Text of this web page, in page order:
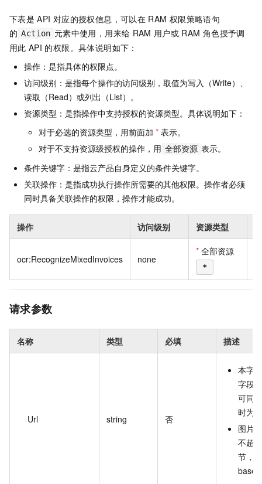
下表是 API 对应的授权信息，可以在 RAM 权限策略语句
的 Action 元素中使用，用来给 RAM 用户或 RAM 角色授予调
用此 API 的权限。具体说明如下：
操作：是指具体的权限点。
访问级别：是指每个操作的访问级别，取值为写入（Write）、
读取（Read）或列出（List）。
资源类型：是指操作中支持授权的资源类型。具体说明如下：
对于必选的资源类型，用前面加 * 表示。
对于不支持资源级授权的操作，用 全部资源 表示。
条件关键字：是指云产品自身定义的条件关键字。
关联操作：是指成功执行操作所需要的其他权限。操作者必须
同时具备关联操作的权限，操作才能成功。
操作 访问级别 资源类型
ocr:RecognizeMixedInvoices none
* 全部资源
*
请求参数
名称 类型 必填 描述
Url string 否
本字
字段
可同
时为
图片
不超
节，